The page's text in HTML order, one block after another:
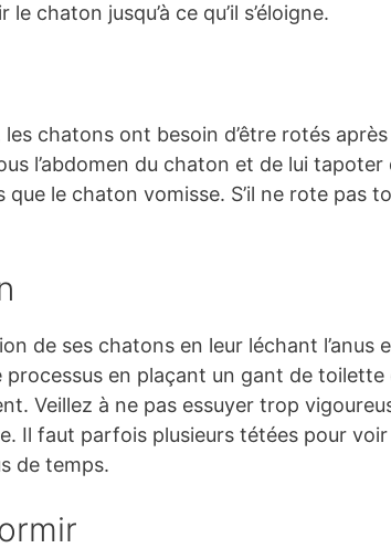
chaton jusqu’à ce qu’il s’éloigne.
chatons ont besoin d’être rotés
l’abdomen du chaton et de lui
le chaton vomisse. S’il ne rote pas
de ses chatons en leur léchant
processus en plaçant un gant de
Veillez à ne pas essuyer trop
Il faut parfois plusieurs tétées pour
de temps.